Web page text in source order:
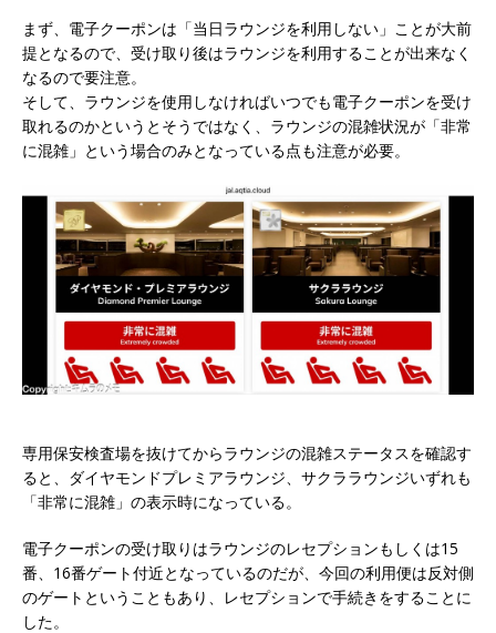
まず、電子クーポンは「当日ラウンジを利用しない」ことが大前
提となるので、受け取り後はラウンジを利用することが出来なく
なるので要注意。
そして、ラウンジを使用しなければいつでも電子クーポンを受け
取れるのかというとそうではなく、ラウンジの混雑状況が「非常
に混雑」という場合のみとなっている点も注意が必要。
専用保安検査場を抜けてからラウンジの混雑ステータスを確認す
ると、ダイヤモンドプレミアラウンジ、サクララウンジいずれも
「非常に混雑」の表示時になっている。
電子クーポンの受け取りはラウンジのレセプションもしくは15
番、16番ゲート付近となっているのだが、今回の利用便は反対側
のゲートということもあり、レセプションで手続きをすることに
した。